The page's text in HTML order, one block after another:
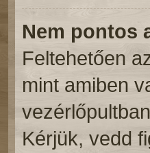
Nem pontos
Feltehetően
mint amiben
Kérjük, vedd